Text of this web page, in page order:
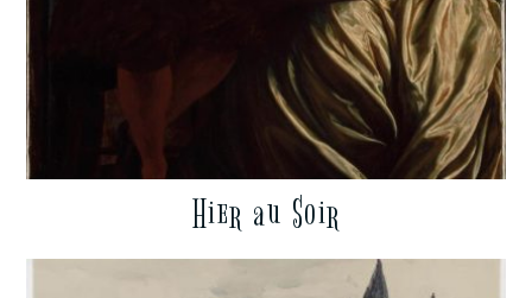
Hier au Soir